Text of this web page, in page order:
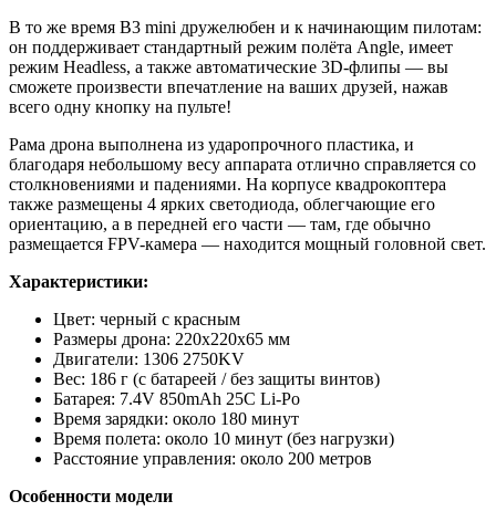
В то же время B3 mini дружелюбен и к начинающим пилотам:
он поддерживает стандартный режим полёта Angle, имеет
режим Headless, а также автоматические 3D-флипы — вы
сможете произвести впечатление на ваших друзей, нажав
всего одну кнопку на пульте!
Рама дрона выполнена из ударопрочного пластика, и
благодаря небольшому весу аппарата отлично справляется со
столкновениями и падениями. На корпусе квадрокоптера
также размещены 4 ярких светодиода, облегчающие его
ориентацию, а в передней его части — там, где обычно
размещается FPV-камера — находится мощный головной свет.
Характеристики:
Цвет: черный с красным
Размеры дрона: 220х220х65 мм
Двигатели: 1306 2750KV
Вес: 186 г (с батареей / без защиты винтов)
Батарея: 7.4V 850mAh 25C Li-Po
Время зарядки: около 180 минут
Время полета: около 10 минут (без нагрузки)
Расстояние управления: около 200 метров
Особенности модели